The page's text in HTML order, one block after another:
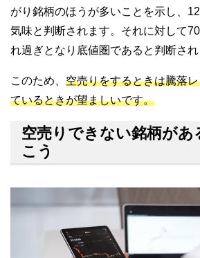
がり銘柄のほうが多いことを示し、
気味と判断されます。それに対して
れ過ぎとなり底値圏であると判断され
このため、 空売りをするときは騰落
ているときが望ましいです。
空売りできない銘柄があ
こう